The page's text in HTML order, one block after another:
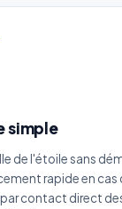
simple
de l'étoile sans
rapide en cas
contact direct